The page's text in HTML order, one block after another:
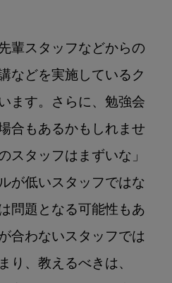
輩スタッフなどからの
などを実施しているク
ます。さらに、勉強会
合もあるかもしれませ
スタッフはまずいな」
が低いスタッフではな
問題となる可能性もあ
合わないスタッフでは
り、教えるべきは、